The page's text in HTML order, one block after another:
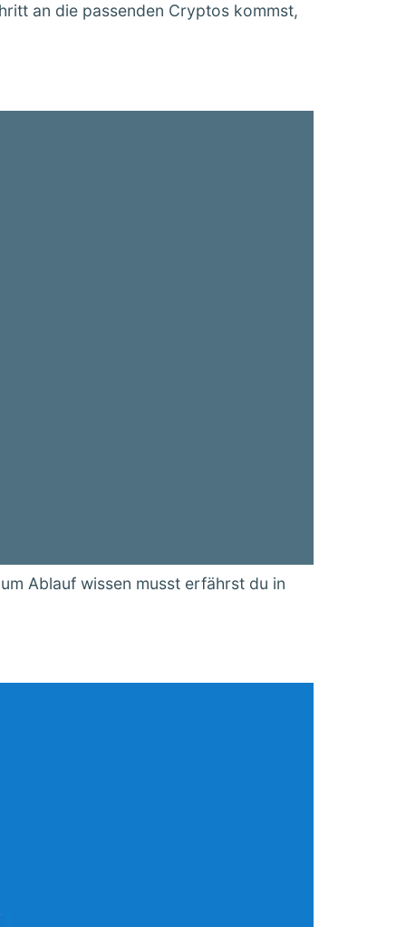
an die passenden Cryptos kommst,
Ablauf wissen musst erfährst du in